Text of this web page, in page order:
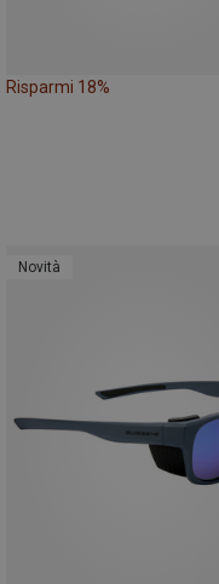
Risparmi 18%
Novità